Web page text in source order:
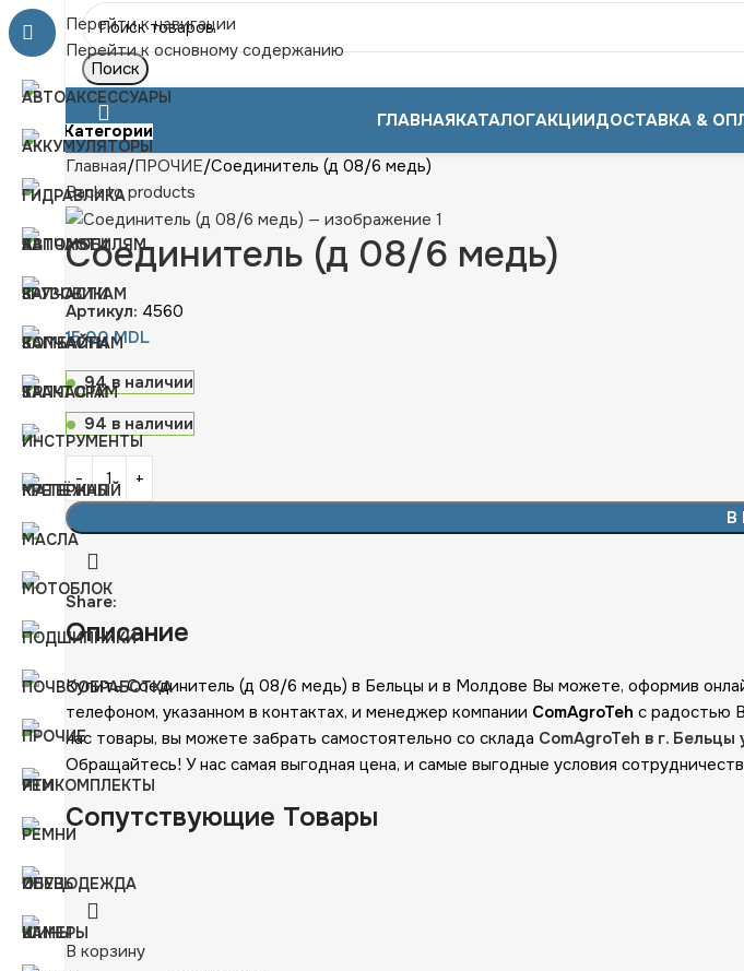
Перейти к навигации
Перейти к основному содержанию
Поиск
Категории ГЛАВНАЯКАТАЛОГАКЦИИДОСТАВКА &
Главная ПРОЧИЕ Соединитель (д 08/6 медь)
Back to products
Соединитель (д 08/6 медь)
Артикул: 4560
15,00MDL
94 в наличии
94 в наличии
В
Share:
Описание
Купить Соединитель (д 08/6 медь) в Бельцы и в Молдове Вы можете, оформив
телефоном, указанном в контактах, и менеджер компании ComAgroTeh с радостью
нас товары, вы можете забрать самостоятельно со склада ComAgroTeh в г. Бельцы
Обращайтесь! У нас самая выгодная цена, и самые выгодные условия
Сопутствующие Товары
В корзину